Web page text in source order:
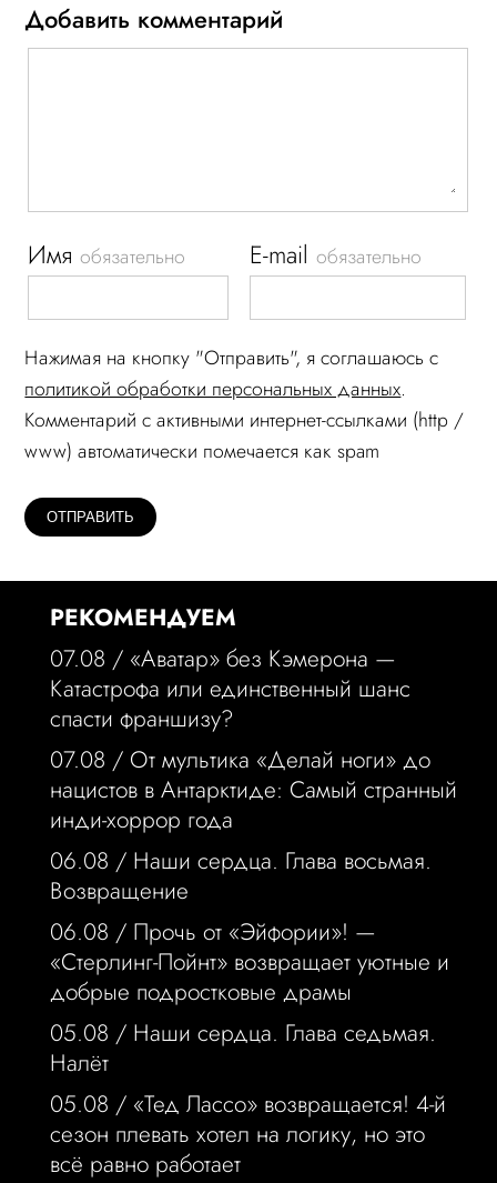
Добавить комментарий
Имяобязательно E-mailобязательно
Нажимая на кнопку "Отправить", я соглашаюсь c
политикой обработки персональных данных.
Комментарий c активными интернет-ссылками (http /
www) автоматически помечается как spam
РЕКОМЕНДУЕМ
07.08 / «Аватар» без Кэмерона —
Катастрофа или единственный шанс
спасти франшизу?
07.08 / От мультика «Делай ноги» до
нацистов в Антарктиде: Самый странный
инди-хоррор года
06.08 / Наши сердца. Глава восьмая.
Возвращение
06.08 / Прочь от «Эйфории»! —
«Стерлинг-Пойнт» возвращает уютные и
добрые подростковые драмы
05.08 / Наши сердца. Глава седьмая.
Налёт
05.08 / «Тед Лассо» возвращается! 4-й
сезон плевать хотел на логику, но это
всё равно работает